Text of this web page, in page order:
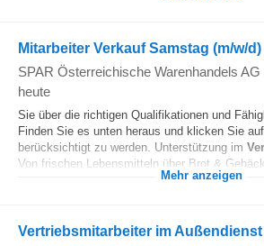
Mitarbeiter Verkauf Samstag (m/w/d)
SPAR Österreichische Warenhandels AG
heute
Sie über die richtigen Qualifikationen und
Finden Sie es unten heraus und klicken Sie
berücksichtigt zu werden. Unterstützung im
Von frischen Lebensmitteln über Brot &
Mehr anzeigen
Vertriebsmitarbeiter im Außendienst